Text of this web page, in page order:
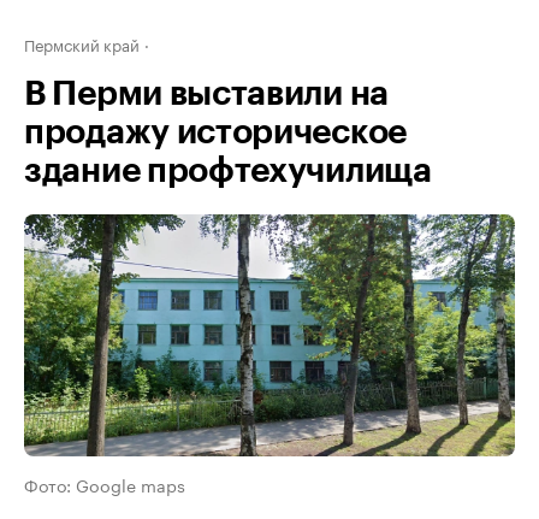
Пермский край
В Перми выставили на
продажу историческое
здание профтехучилища
Фото: Google maps